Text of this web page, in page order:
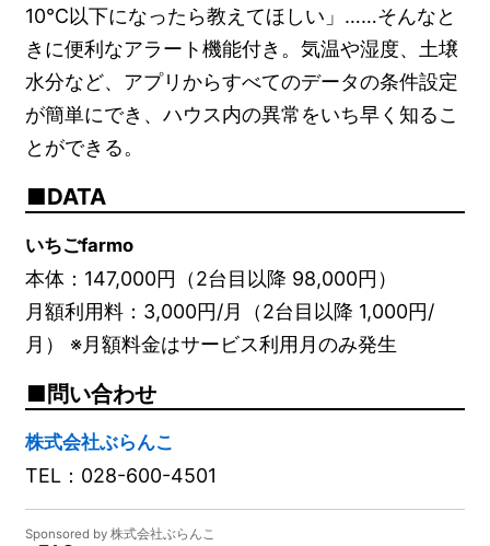
10℃以下になったら教えてほしい」……そんなと
きに便利なアラート機能付き。気温や湿度、土壌
水分など、アプリからすべてのデータの条件設定
が簡単にでき、ハウス内の異常をいち早く知るこ
とができる。
DATA
いちごfarmo
本体：147,000円（2台目以降 98,000円）
月額利用料：3,000円/月（2台目以降 1,000円/
月） ※月額料金はサービス利用月のみ発生
問い合わせ
株式会社ぶらんこ
TEL：028-600-4501
Sponsored by 株式会社ぶらんこ